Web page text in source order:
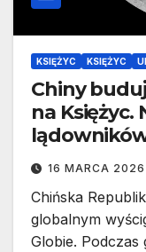
KSIĘŻYC KSIĘŻYC
Chiny
na
drogę do
16 MARCA 2026
Chińska
globalnym
Globie. Podczas